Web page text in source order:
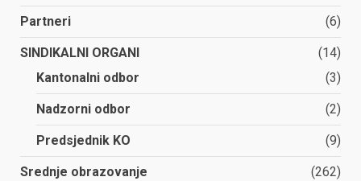
Partneri (6)
SINDIKALNI ORGANI
(14)
Kantonalni odbor
(3)
Nadzorni odbor (2)
Predsjednik KO (9)
Srednje obrazovanje
(262)